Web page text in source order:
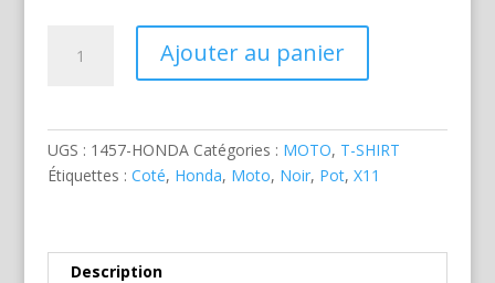
Ajouter au panier
UGS : 1457-HONDA Catégories : MOTO, T-SHIRT
Étiquettes : Coté, Honda, Moto, Noir, Pot, X11
Description